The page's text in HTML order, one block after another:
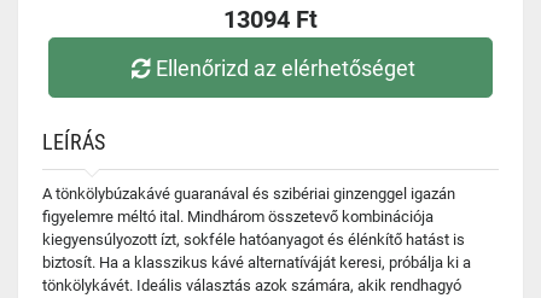
13094 Ft
Ellenőrizd az elérhetőséget
LEÍRÁS
A tönkölybúzakávé guaranával és szibériai ginzenggel igazán
figyelemre méltó ital. Mindhárom összetevő kombinációja
kiegyensúlyozott ízt, sokféle hatóanyagot és élénkítő hatást is
biztosít. Ha a klasszikus kávé alternatíváját keresi, próbálja ki a
tönkölykávét. Ideális választás azok számára, akik rendhagyó